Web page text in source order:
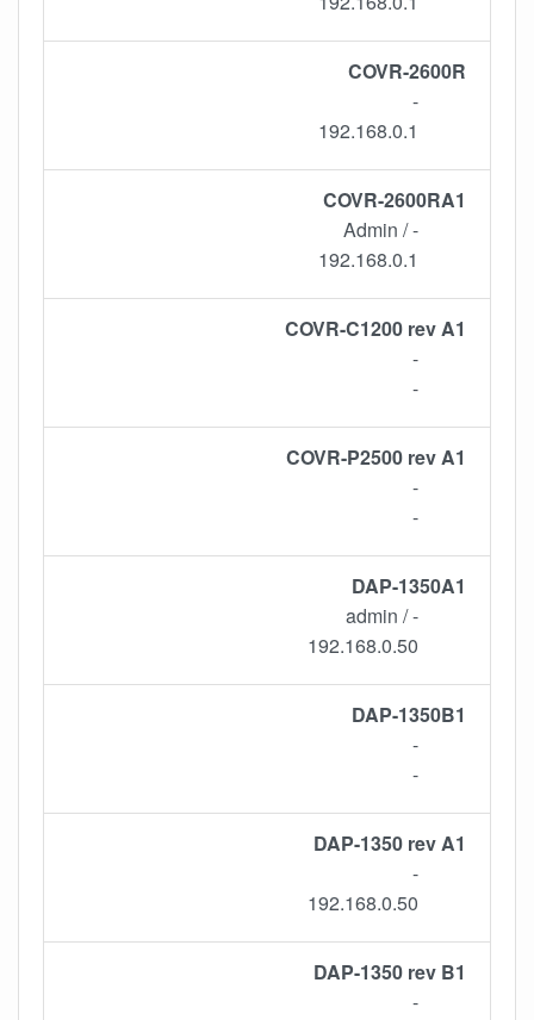
COVR-2600R
-
192.168.0.1
COVR-2600RA1
- / Admin
192.168.0.1
COVR-C1200 rev A1
-
-
COVR-P2500 rev A1
-
-
DAP-1350A1
- / admin
192.168.0.50
DAP-1350B1
-
-
DAP-1350 rev A1
-
192.168.0.50
DAP-1350 rev B1
-